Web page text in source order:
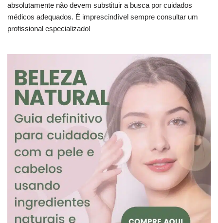
absolutamente não devem substituir a busca por cuidados
médicos adequados. É imprescindível sempre consultar um
profissional especializado!